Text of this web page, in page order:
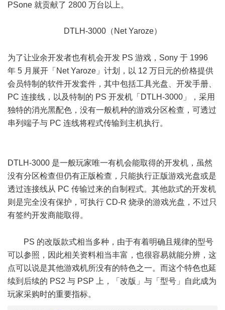
PSone 就贡献了 2800 万台以上。
DTLH-3000（Net Yaroze）
为了让业余开发者也有机会开发 PS 游戏，Sony 于 1996
年 5 月展开「Net Yaroze」计划，以 12 万日元的价格提供
会员特制的软件开发套件，其中包括工具光盘、开发手册、
PC 连接线，以及特制的 PS 开发机「DTLH-3000」，采用
独特的消光黑配色，没有一般机种的游戏分区检查，可透过
串列端子与 PC 连线将程式传输到主机执行。
DTLH-3000 是一般玩家唯一有机会能取得的开发机，虽然
没有分区检查但仍有正版检查，只能执行正版游戏光盘或是
透过连接线从 PC 传输过来的自制程式。其他款式的开发机
则是完全没有保护，可执行 CD-R 烧录的游戏光盘，不过只
有签约开发商能取得。
PS 的改版款式相当多种，由于有着明确且规律的型号
可以参照，因此相关资料相当丰富，也很容易就能分辨，这
点可以说是其他游戏机所没有的特色之一。而这个特色也延
续到后续的 PS2 与 PSP 上，「改版」与「型号」自此成为
玩家采购时的重要指标。